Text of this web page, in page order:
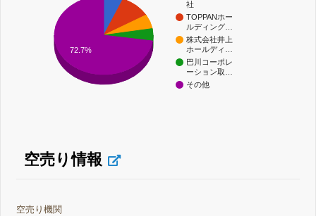
社
TOPPANホー
ルディング…
株式会社井上
ホールディ…
巴川コーポレ
ーション取…
その他
72.7%
空売り情報
空売り機関